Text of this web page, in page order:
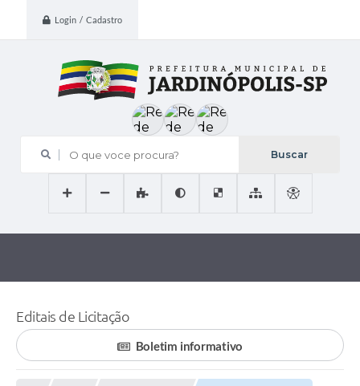
Login / Cadastro
O que voce procura?
Editais de Licitação
Boletim informativo